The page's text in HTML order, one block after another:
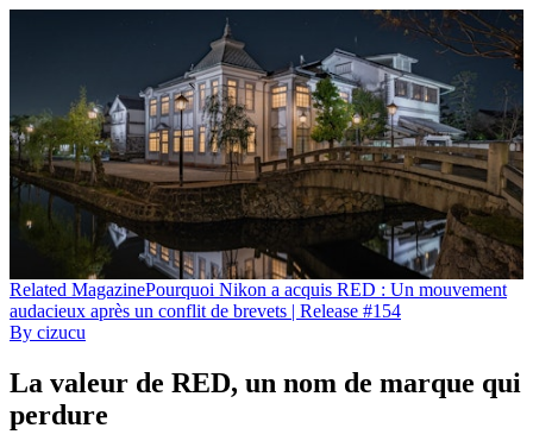
Related MagazinePourquoi Nikon a acquis RED : Un mouvement
audacieux après un conflit de brevets | Release #154
By cizucu
La valeur de RED, un nom de marque qui
perdure